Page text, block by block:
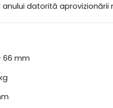
datorită aprovizionării
66 mm